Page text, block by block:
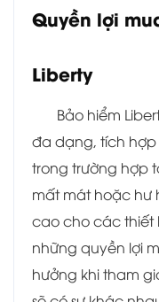
Quyền lợi
Liberty
Bảo hiểm
đa dạng, tích
trong trường hợp
mất mát hoặc hư
cao cho các thiết
những quyền lợi
hưởng khi tham